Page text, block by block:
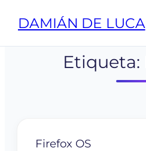
DAMIÁN DE LUCA
Etiqueta:
Firefox OS